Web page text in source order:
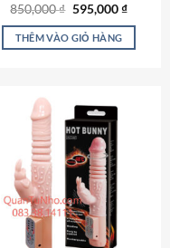
Được xếp
hạng4.69
5 sao
850,000₫ Giá
là:
850,000 ₫.
595,000₫Giá
tại
THÊM VÀO GIỎ HÀNG